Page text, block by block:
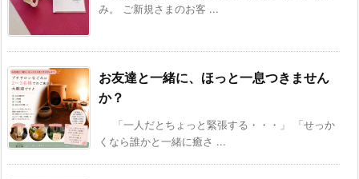
み。 ご新規さまのお客 ...
お友達と一緒に、ほっと一息つきません
か？
「一人だとちょっと緊張する・・・」 「せっか
くなら誰かと一緒に癒さ ...